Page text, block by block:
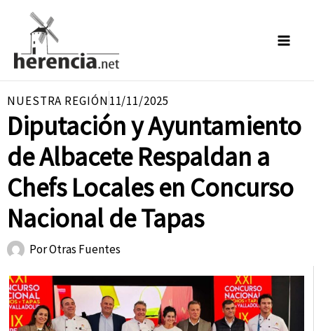
contenido
NUESTRA REGIÓN11/11/2025
Diputación y Ayuntamiento
de Albacete Respaldan a
Chefs Locales en Concurso
Nacional de Tapas
PorOtras Fuentes